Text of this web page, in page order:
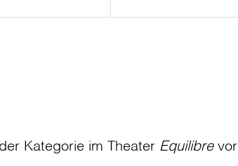
Kategorie im Theater Equilibre